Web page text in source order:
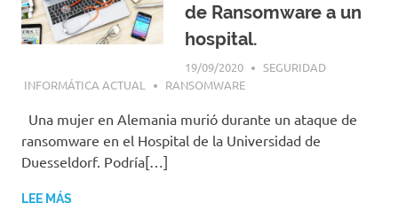
|
Ciberseguridad
|
Libros
|
|
de Ransomware a un
hospital.
19/09/2020
SEGURIDAD
INFORMÁTICA ACTUAL
RANSOMWARE
Una mujer en Alemania murió durante un ataque de
ransomware en el Hospital de la Universidad de
Duesseldorf. Podría[…]
LEE MÁS